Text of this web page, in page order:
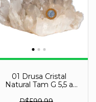
01 Drusa Cristal
Natural Tam G 5,5 a